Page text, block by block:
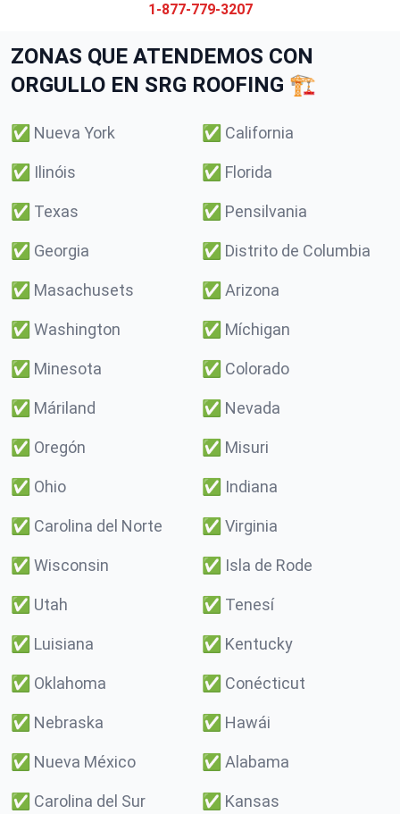
1-877-779-3207
ZONAS QUE ATENDEMOS CON
ORGULLO EN SRG ROOFING 🏗️
✅ Nueva York ✅ California
✅ Ilinóis ✅ Florida
✅ Texas ✅ Pensilvania
✅ Georgia ✅ Distrito de Columbia
✅ Masachusets ✅ Arizona
✅ Washington ✅ Míchigan
✅ Minesota ✅ Colorado
✅ Máriland ✅ Nevada
✅ Oregón ✅ Misuri
✅ Ohio ✅ Indiana
✅ Carolina del Norte ✅ Virginia
✅ Wisconsin ✅ Isla de Rode
✅ Utah ✅ Tenesí
✅ Luisiana ✅ Kentucky
✅ Oklahoma ✅ Conécticut
✅ Nebraska ✅ Hawái
✅ Nueva México ✅ Alabama
✅ Carolina del Sur ✅ Kansas